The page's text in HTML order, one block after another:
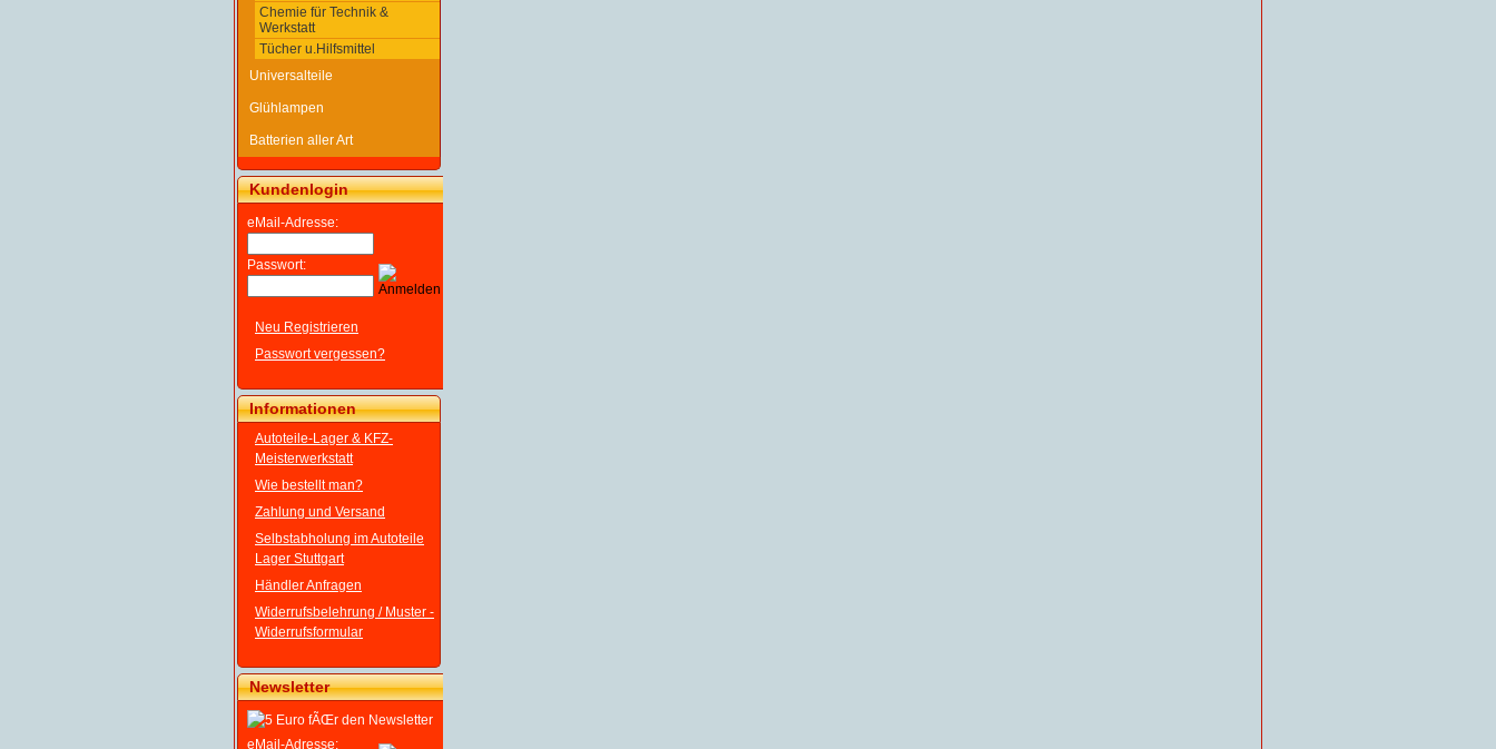
Chemie für Technik &
Werkstatt
Tücher u.Hilfsmittel
Universalteile
Glühlampen
Batterien aller Art
Kundenlogin
eMail-Adresse:
Passwort:
Neu Registrieren
Passwort vergessen?
Informationen
Autoteile-Lager & KFZ-
Meisterwerkstatt
Wie bestellt man?
Zahlung und Versand
Selbstabholung im Autoteile
Lager Stuttgart
Händler Anfragen
Widerrufsbelehrung / Muster -
Widerrufsformular
Newsletter
eMail-Adresse: